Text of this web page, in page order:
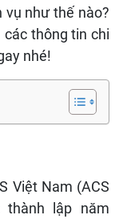
vụ như thế nào?
thông tin chi
nhé!
Việt Nam (ACS
thành lập năm